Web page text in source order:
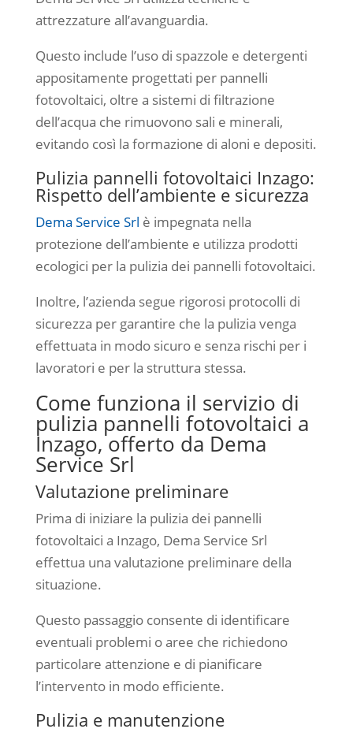
attrezzature all’avanguardia.
Questo include l’uso di spazzole e detergenti
appositamente progettati per pannelli
fotovoltaici, oltre a sistemi di filtrazione
dell’acqua che rimuovono sali e minerali,
evitando così la formazione di aloni e depositi.
Pulizia pannelli fotovoltaici Inzago:
Rispetto dell’ambiente e sicurezza
Dema Service Srl è impegnata nella
protezione dell’ambiente e utilizza prodotti
ecologici per la pulizia dei pannelli fotovoltaici.
Inoltre, l’azienda segue rigorosi protocolli di
sicurezza per garantire che la pulizia venga
effettuata in modo sicuro e senza rischi per i
lavoratori e per la struttura stessa.
Come funziona il servizio di
pulizia pannelli fotovoltaici a
Inzago, offerto da Dema
Service Srl
Valutazione preliminare
Prima di iniziare la pulizia dei pannelli
fotovoltaici a Inzago, Dema Service Srl
effettua una valutazione preliminare della
situazione.
Questo passaggio consente di identificare
eventuali problemi o aree che richiedono
particolare attenzione e di pianificare
l’intervento in modo efficiente.
Pulizia e manutenzione